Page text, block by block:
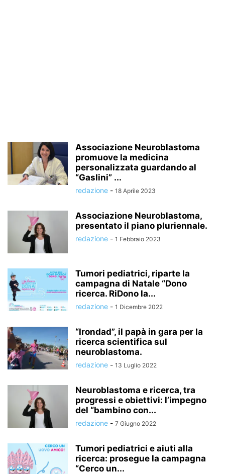
Associazione Neuroblastoma
promuove la medicina
personalizzata guardando al
“Gaslini” ...
redazione - 18 Aprile 2023
Associazione Neuroblastoma,
presentato il piano pluriennale.
redazione - 1 Febbraio 2023
Tumori pediatrici, riparte la
campagna di Natale “Dono
ricerca. RiDono la...
redazione - 1 Dicembre 2022
“Irondad”, il papà in gara per la
ricerca scientifica sul
neuroblastoma.
redazione - 13 Luglio 2022
Neuroblastoma e ricerca, tra
progressi e obiettivi: l’impegno
del “bambino con...
redazione - 7 Giugno 2022
Tumori pediatrici e aiuti alla
ricerca: prosegue la campagna
“Cerco un...